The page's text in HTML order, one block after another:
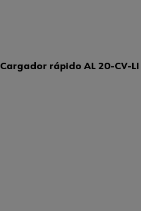
Cargador rápido AL 20-CV-LI